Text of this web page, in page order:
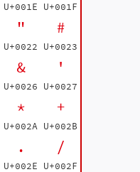
U+001E U+001F
"
U+0022
#
U+0023
&
U+0026
'
U+0027
*
U+002A
+
U+002B
.
U+002E
/
U+002F